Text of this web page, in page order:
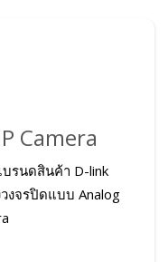
Camera
รนดสินค้า D-link
งจรปิดแบบ Analog